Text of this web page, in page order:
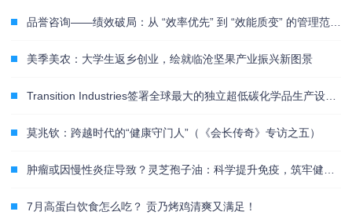
品誉咨询——绩效破局：从 “效率优先” 到 “效能质变” 的管理范式革新
美季美农：大学生返乡创业，绘就临沧坚果产业振兴新图景
Transition Industries签署全球最大的独立超低碳化学品生产设施Pacifico Mexinol项目战略协议
莫兆钦：跨越时代的“健康守门人”（《会长传奇》专访之五）
肿瘤或因慢性炎症导致？灵芝孢子油：科学提升免疫，筑牢健康屏障
7月高蛋白饮食怎么吃？ 贡乃烤鸡清爽又满足！